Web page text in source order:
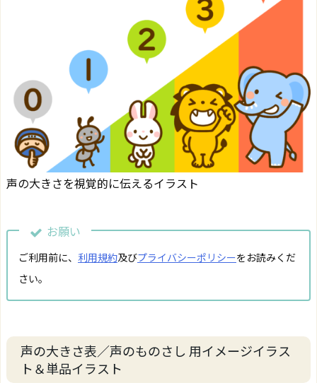
声の大きさを視覚的に伝えるイラスト
お願い
ご利用前に、 利用規約及びプライバシーポリシーをお読みくだ
さい。
声の大きさ表／声のものさし 用イメージイラス
ト＆単品イラスト